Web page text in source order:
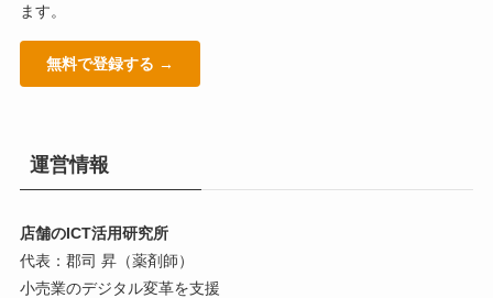
ます。
無料で登録する →
運営情報
店舗のICT活用研究所
代表：郡司 昇（薬剤師）
小売業のデジタル変革を支援